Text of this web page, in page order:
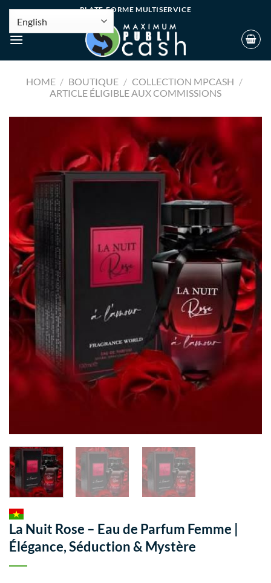
PLATE-FORME MULTISERVICE
HOME / BOUTIQUE / COLLECTION MPCASH /
ARTICLE ÉLIGIBLE AUX COMMISSIONS
La Nuit Rose – Eau de Parfum Femme |
Élégance, Séduction & Mystère